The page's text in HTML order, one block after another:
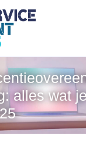
alles wat